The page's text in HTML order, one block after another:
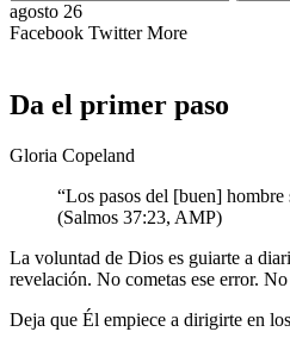
agosto 26
Facebook Twitter More
Da el primer paso
Gloria Copeland
“Los pasos del [buen]
(Salmos 37:23, AMP)
La voluntad de Dios es guiarte a
revelación. No cometas ese error.
Deja que Él empiece a dirigirte en